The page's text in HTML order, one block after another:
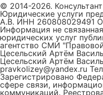
© 2014-2026.
Юридические услуги
А.В. ИНН 260808029491
Информация не
юридических услуг
агентство СМИ
Цесельский Артём
Цесельский Артём
pravkolizey@yandex.ru
Зарегистрировано
сфере связи,
коммуникаций.